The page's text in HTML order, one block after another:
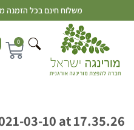
משלוח חינם בכל הזמנה מעל
0
03-10 at 17.35.26